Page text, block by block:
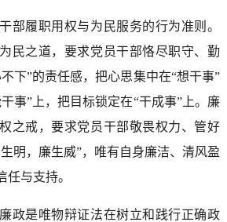
部履职用权与为民服务的行为准则。
民之道，要求党员干部恪尽职守、勤
下”的责任感，把心思集中在“想干事”
干事”上，把目标锁定在“干成事”上。廉
之戒，要求党员干部敬畏权力、管好
明，廉生威”，唯有自身廉洁、清风盈
与支持。
政是唯物辩证法在树立和践行正确政